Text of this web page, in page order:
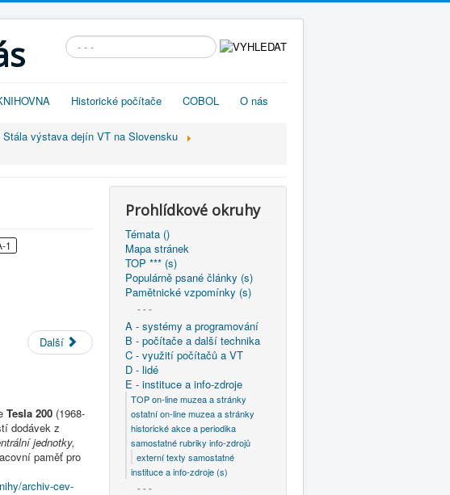
Vyhledávání...
Historické počítače COBOL O nás
výstava dejín VT na Slovensku
1
Další
Tesla 200 (1968-
dodávek z
jednotky,
paměť pro
archiv-cev-
Prohlídkové okruhy
Témata ()
Mapa stránek
TOP *** (s)
Populárně psané články (s)
Pamětnické vzpomínky (s)
- - -
A - systémy a programování
B - počítače a další technika
C - využití počítačů a VT
D - lidé
E - instituce a info-zdroje
TOP on-line muzea a stránky
ostatní on-line muzea a stránky
historické akce a periodika
samostatné rubriky info-zdrojů
externí texty samostatné
instituce a info-zdroje (s)
- - -